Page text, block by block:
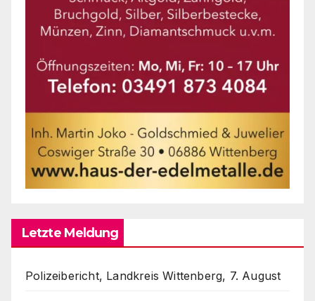
Letzte Meldung
Polizeibericht, Landkreis Wittenberg, 7. August